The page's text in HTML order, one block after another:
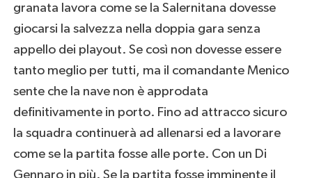
granata lavora come se la Salernitana dovesse
giocarsi la salvezza nella doppia gara senza
appello dei playout. Se così non dovesse essere
tanto meglio per tutti, ma il comandante Menico
sente che la nave non è approdata
definitivamente in porto. Fino ad attracco sicuro
la squadra continuerà ad allenarsi ed a lavorare
come se la partita fosse alle porte. Con un Di
Gennaro in più. Se la partita fosse imminente il